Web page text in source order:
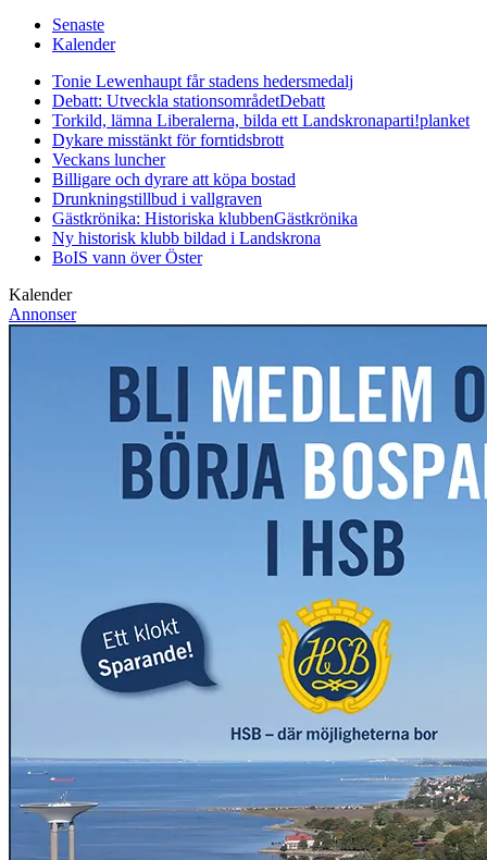
Senaste
Kalender
Tonie Lewenhaupt får stadens hedersmedalj
Debatt: Utveckla stationsområdetDebatt
Torkild, lämna Liberalerna, bilda ett Landskronaparti!planket
Dykare misstänkt för forntidsbrott
Veckans luncher
Billigare och dyrare att köpa bostad
Drunkningstillbud i vallgraven
Gästkrönika: Historiska klubbenGästkrönika
Ny historisk klubb bildad i Landskrona
BoIS vann över Öster
Kalender
Annonser